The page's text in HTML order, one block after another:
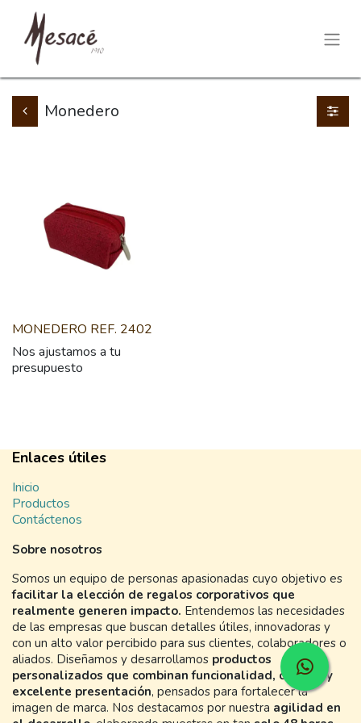
Monedero
MONEDERO REF. 2402
Nos ajustamos a tu
presupuesto
Enlaces útiles
Inicio
Productos
Contáctenos
Sobre nosotros
Somos un equipo de personas apasionadas cuyo objetivo es
facilitar la elección de regalos corporativos que
realmente generen impacto. Entendemos las necesidades
de las empresas que buscan detalles útiles, innovadoras y
con un alto valor percibido para sus clientes, colaboradores o
aliados. Diseñamos y desarrollamos productos
personalizados que combinan funcionalidad, calidad y
excelente presentación, pensados para fortalecer la
imagen de marca. Nos destacamos por nuestra agilidad en